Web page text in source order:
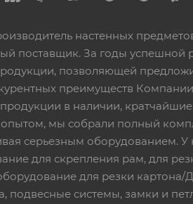
настенных
поставщик. За годы
позволяющей
преимуществ
в наличии,
мы собрали полный
серьезным оборудованием.
для скрепления рам, для
для резки
системы, замки и